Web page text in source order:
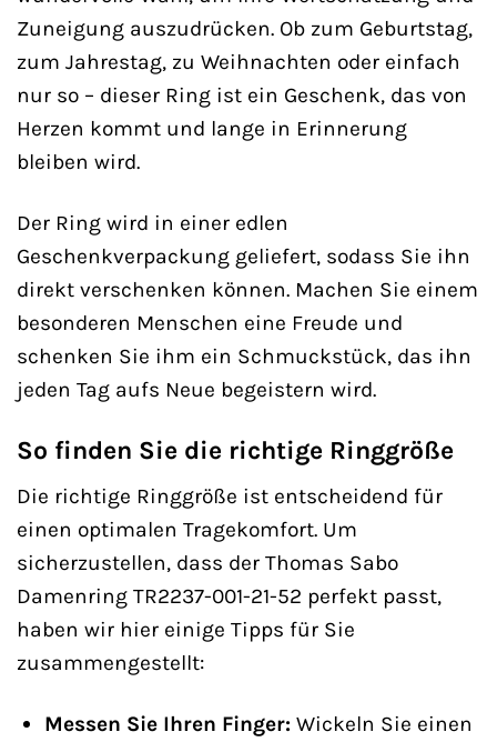
Zuneigung auszudrücken. Ob zum Geburtstag,
zum Jahrestag, zu Weihnachten oder einfach
nur so – dieser Ring ist ein Geschenk, das von
Herzen kommt und lange in Erinnerung
bleiben wird.
Der Ring wird in einer edlen
Geschenkverpackung geliefert, sodass Sie ihn
direkt verschenken können. Machen Sie einem
besonderen Menschen eine Freude und
schenken Sie ihm ein Schmuckstück, das ihn
jeden Tag aufs Neue begeistern wird.
So finden Sie die richtige Ringgröße
Die richtige Ringgröße ist entscheidend für
einen optimalen Tragekomfort. Um
sicherzustellen, dass der Thomas Sabo
Damenring TR2237-001-21-52 perfekt passt,
haben wir hier einige Tipps für Sie
zusammengestellt:
Messen Sie Ihren Finger:Wickeln Sie einen